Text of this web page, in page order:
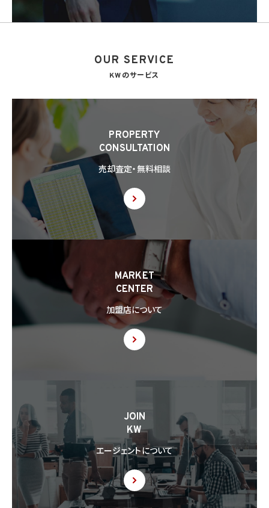
OUR SERVICE
KWのサービス
PROPERTY
CONSULTATION
売却査定・無料相談
MARKET
CENTER
加盟店について
JOIN
KW
エージェントについて